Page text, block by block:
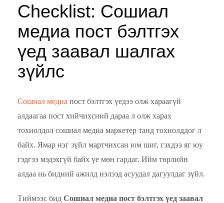
Checklist: Сошиал
медиа пост бэлтгэх
үед заавал шалгах
зүйлс
Сошиал медиа пост бэлтгэх үедээ олж хараагүй
алдаагаа пост хийчихсний дараа л олж харах
тохиолдол сошиал медиа маркетер танд тохиолддог л
байх. Ямар нэг зүйл мартчихсан юм шиг, гэхдээ яг юу
гэдгээ мэдэхгүй байх үе мөн гардаг. Ийм төрлийн
алдаа нь бидний ажилд нэлээд асуудал дагуулдаг зүйл.
Тиймээс бид Сошиал медиа пост бэлтгэх үед заавал